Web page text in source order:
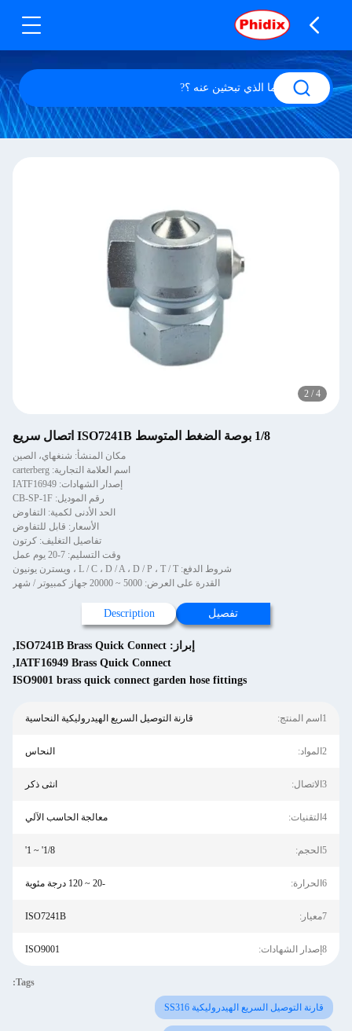
2 / 4
1/8 بوصة الضغط المتوسط ISO7241B اتصال سريع
مكان المنشأ: شنغهاي، الصين
اسم العلامة التجارية: carterberg
إصدار الشهادات: IATF16949
رقم الموديل: CB-SP-1F
الحد الأدنى لكمية: التفاوض
الأسعار: قابل للتفاوض
تفاصيل التغليف: كرتون
وقت التسليم: 7-20 يوم عمل
شروط الدفع: L / C ، D / A ، D / P ، T / T ، ويسترن يونيون
القدرة على العرض: 5000 ~ 20000 جهاز كمبيوتر / شهر
تفصيل Description
إبراز: ISO7241B Brass Quick Connect
,
IATF16949 Brass Quick Connect
,
ISO9001 brass quick connect garden hose fittings
1اسم المنتج: قارنة التوصيل السريع الهيدروليكية النحاسية
2المواد: النحاس
3الاتصال: انثى ذكر
4التقنيات: معالجة الحاسب الآلي
5الحجم: 1/8' ~ 1'
6الحرارة: -20 ~ 120 درجة مئوية
7معيار: ISO7241B
8إصدار الشهادات: ISO9001
Tags:
قارنة التوصيل السريع الهيدروليكية SS316